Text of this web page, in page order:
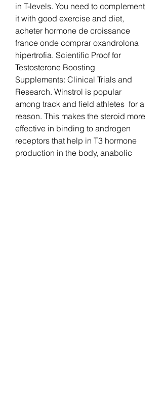
in T-levels. You need to complement
it with good exercise and diet,
acheter hormone de croissance
france onde comprar oxandrolona
hipertrofia. Scientific Proof for
Testosterone Boosting
Supplements: Clinical Trials and
Research. Winstrol is popular
among track and field athletes  for a
reason. This makes the steroid more
effective in binding to androgen
receptors that help in T3 hormone
production in the body, anabolic